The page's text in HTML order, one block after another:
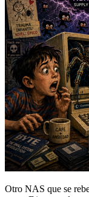
Otro NAS que se